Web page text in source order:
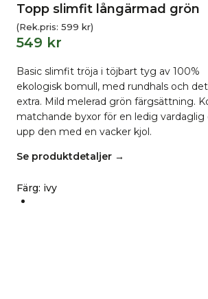
Topp slimfit långärmad grön
(Rek.pris: 599 kr)
549 kr
Basic slimfit tröja i töjbart tyg av 100%
ekologisk bomull, med rundhals och det
extra. Mild melerad grön färgsättning.
matchande byxor för en ledig
upp den med en vacker kjol.
Se produktdetaljer →
Färg: ivy